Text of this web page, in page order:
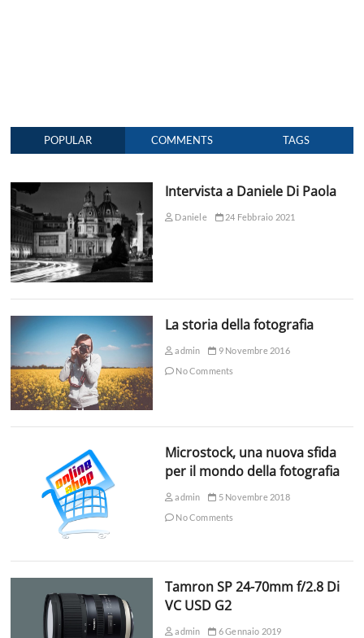
POPULAR COMMENTS TAGS
Intervista a Daniele Di Paola
Daniele 24 Febbraio 2021
La storia della fotografia
admin
9 Novembre 2016
No Comments
Microstock, una nuova sfida
per il mondo della fotografia
admin
5 Novembre 2018
No Comments
Tamron SP 24-70mm f/2.8 Di
VC USD G2
admin 6 Gennaio 2019